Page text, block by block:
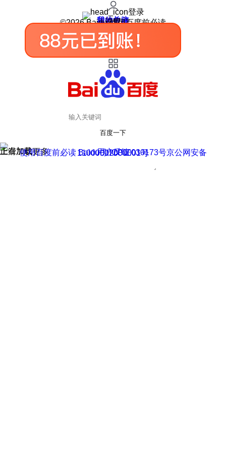
登录
我的关注
我的收藏
皮肤中心
用户反馈
设置
©2026 Baidu 使用百度前必读
百度一下
正在加载
上滑加载更多 用户反馈
使用百度前必读 Baidu 京ICP证030173号
京公网安备11000002000001号